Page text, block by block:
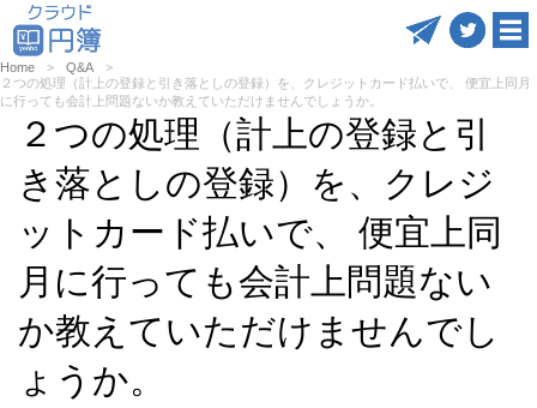
Home
Q&A
２つの処理（計上の登録と引き落としの登録）を、クレジットカード払いで、 便宜上同月
に行っても会計上問題ないか教えていただけませんでしょうか。
２つの処理（計上の登録と引
き落としの登録）を、クレジ
ットカード払いで、 便宜上同
月に行っても会計上問題ない
か教えていただけませんでし
ょうか。